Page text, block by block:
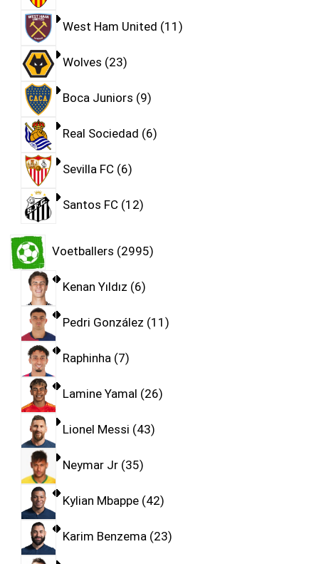
West Ham United 11
Wolves 23
Boca Juniors 9
Real Sociedad 6
Sevilla FC 6
Santos FC 12
Voetballers 2995
Kenan Yıldız 6
Pedri González 11
Raphinha 7
Lamine Yamal 26
Lionel Messi 43
Neymar Jr 35
Kylian Mbappe 42
Karim Benzema 23